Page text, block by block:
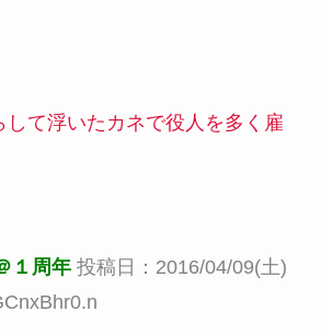
して浮いたカネで役人を多く雇
１周年 投稿日：2016/04/09(土)